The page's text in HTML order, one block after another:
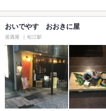
おいでやす おおきに屋
居酒屋 松江駅